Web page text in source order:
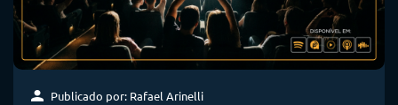
Publicado por: Rafael Arinelli